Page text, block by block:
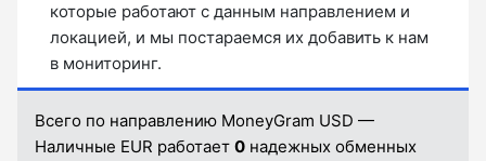
которые работают с данным направлением и
локацией, и мы постараемся их добавить к нам
в мониторинг.
Всего по направлению MoneyGram USD —
Наличные EUR работает 0 надежных обменных